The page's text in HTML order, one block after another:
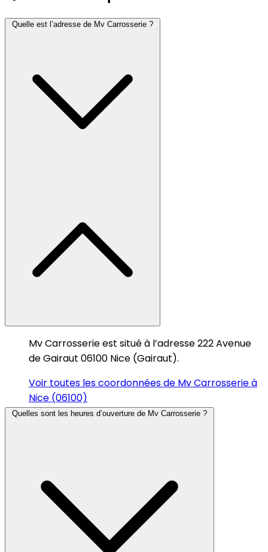
Quelle est l’adresse de Mv Carrosserie ?
Mv Carrosserie est situé à l’adresse 222 Avenue
de Gairaut 06100 Nice (Gairaut).
Voir toutes les coordonnées de Mv Carrosserie à
Nice (06100)
Quelles sont les heures d’ouverture de Mv Carrosserie ?